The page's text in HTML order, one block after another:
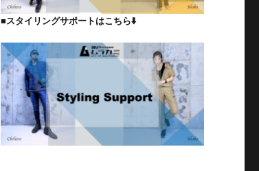
■スタイリングサポートはこちら⬇️